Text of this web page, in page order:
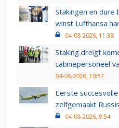
Stakingen en dure
winst Lufthansa
04-08-2026, 11:38
Staking dreigt
cabinepersoneel
04-08-2026, 10:57
Eerste
zelfgemaakt
04-08-2026, 9:54